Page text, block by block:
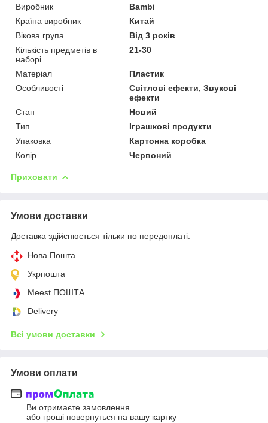
Виробник
Bambi
Країна виробник
Китай
Вікова група
Від 3 років
Кількість предметів в
наборі
21-30
Матеріал
Пластик
Особливості
Світлові ефекти, Звукові
ефекти
Стан
Новий
Тип
Іграшкові продукти
Упаковка
Картонна коробка
Колір
Червоний
Приховати
Умови доставки
Доставка здійснюється тільки по передоплаті.
Нова Пошта
Укрпошта
Meest ПОШТА
Delivery
Всі умови доставки
Умови оплати
Ви отримаєте замовлення
або гроші повернуться на вашу картку